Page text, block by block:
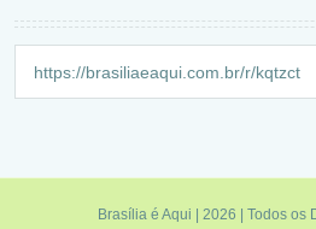
Brasília é Aqui | 2026 | Todos os